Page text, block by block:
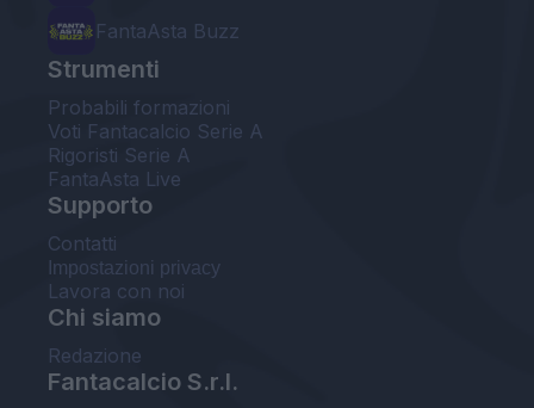
FantaAsta Buzz
Strumenti
Probabili formazioni
Voti Fantacalcio Serie A
Rigoristi Serie A
FantaAsta Live
Supporto
Contatti
Impostazioni privacy
Lavora con noi
Chi siamo
Redazione
Fantacalcio S.r.l.